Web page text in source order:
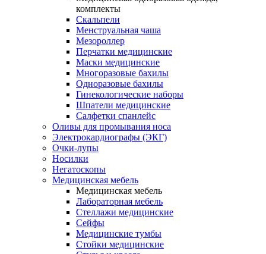
комплекты
Скальпели
Менструальная чаша
Мезороллер
Перчатки медицинские
Маски медицинские
Многоразовые бахилы
Одноразовые бахилы
Гинекологические наборы
Шпатели медицинские
Салфетки спанлейс
Оливы для промывания носа
Электрокардиографы (ЭКГ)
Очки-лупы
Носилки
Негатоскопы
Медицинская мебель
Медицинская мебель
Лабораторная мебель
Стеллажи медицинские
Сейфы
Медицинские тумбы
Стойки медицинские